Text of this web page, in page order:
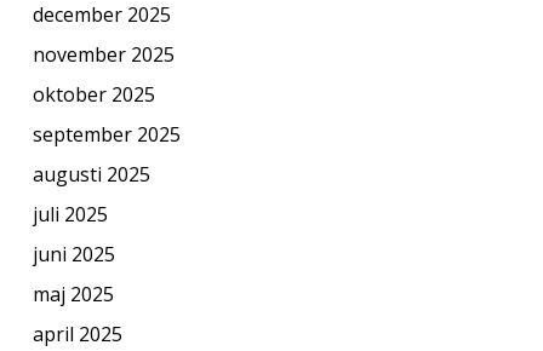
december 2025
november 2025
oktober 2025
september 2025
augusti 2025
juli 2025
juni 2025
maj 2025
april 2025